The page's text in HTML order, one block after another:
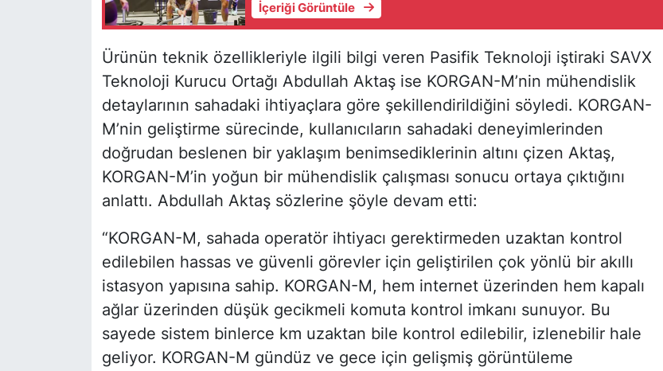
İçeriği Görüntüle
Ürünün teknik özellikleriyle ilgili bilgi veren Pasifik Teknoloji iştiraki SAVX
Teknoloji Kurucu Ortağı Abdullah Aktaş ise KORGAN-M’nin mühendislik
detaylarının sahadaki ihtiyaçlara göre şekillendirildiğini söyledi. KORGAN-
M’nin geliştirme sürecinde, kullanıcıların sahadaki deneyimlerinden
doğrudan beslenen bir yaklaşım benimsediklerinin altını çizen Aktaş,
KORGAN-M’in yoğun bir mühendislik çalışması sonucu ortaya çıktığını
anlattı. Abdullah Aktaş sözlerine şöyle devam etti:
“KORGAN-M, sahada operatör ihtiyacı gerektirmeden uzaktan kontrol
edilebilen hassas ve güvenli görevler için geliştirilen çok yönlü bir akıllı
istasyon yapısına sahip. KORGAN-M, hem internet üzerinden hem kapalı
ağlar üzerinden düşük gecikmeli komuta kontrol imkanı sunuyor. Bu
sayede sistem binlerce km uzaktan bile kontrol edilebilir, izlenebilir hale
geliyor. KORGAN-M gündüz ve gece için gelişmiş görüntüleme